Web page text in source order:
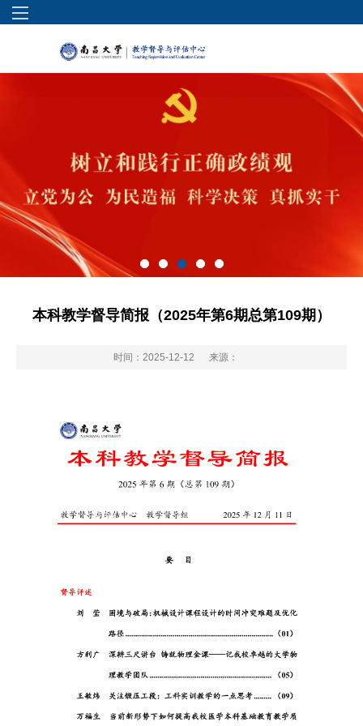
本科教学督导简报（2025年第6期总第109期）
时间：2025-12-12 来源：